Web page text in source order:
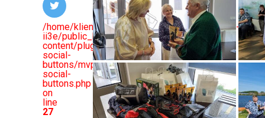
/home/klient.dhosting.pl/basalygo/wwolinie.pl-
ii3e/public_html/wp-
content/plugins/mvp-
social-
buttons/mvp-
social-
buttons.php
on
line
27